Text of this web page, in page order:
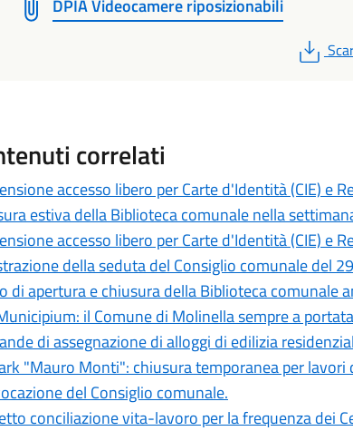
DPIA Videocamere riposizionabili
PDF
correlati
accesso libero per Carte d'Identità (CIE) e
estiva della Biblioteca comunale nella
accesso libero per Carte d'Identità (CIE) e
della seduta del Consiglio comunale del
di apertura e chiusura della Biblioteca comunale
il Comune di Molinella sempre a
di assegnazione di alloggi di edilizia
"Mauro Monti": chiusura temporanea per
del Consiglio comunale.
conciliazione vita-lavoro per la frequenza dei